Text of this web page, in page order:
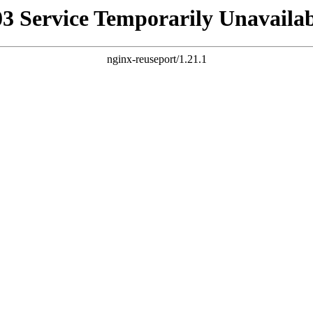
Service Temporarily
nginx-reuseport/1.21.1